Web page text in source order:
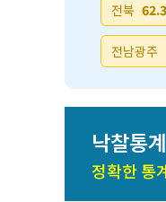
전북
전남광주
낙찰통
정확한 통